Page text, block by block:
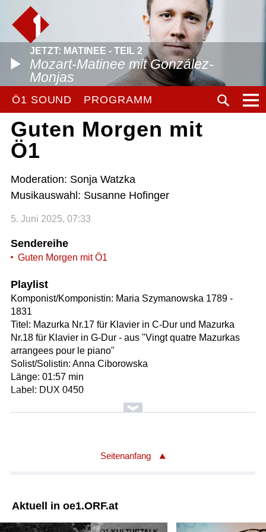
JETZT: MATINEE - TEIL 2
Mozart-Matinee mit González-
Monjas
Ö1 SOUND PROGRAMM
Guten Morgen mit
Ö1
Moderation: Sonja Watzka
Musikauswahl: Susanne Hofinger
5. Juni 2025, 07:33
Sendereihe
Guten Morgen mit Ö1
Playlist
Komponist/Komponistin: Maria Szymanowska 1789 -
1831
Titel: Mazurka Nr.17 für Klavier in C-Dur und Mazurka
Nr.18 für Klavier in G-Dur - aus "Vingt quatre Mazurkas
arrangees pour le piano"
Solist/Solistin: Anna Ciborowska
Länge: 01:57 min
Label: DUX 0450
Komponist/Komponistin: Edvard Grieg 1843-1907
Titel: En drom (Ein Traum), op.48 Nr.6 / Bearbeitung für
Solist/Solistin: Fabio Di Càsola
Orchester: Zürcher Kammerorchester
Seitenanfang
Aktuell in oe1.ORF.at